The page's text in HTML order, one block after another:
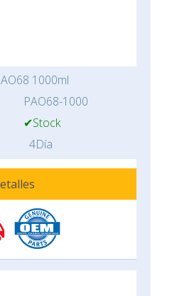
1000ml
PAO68-1000
✔Stock
4Día